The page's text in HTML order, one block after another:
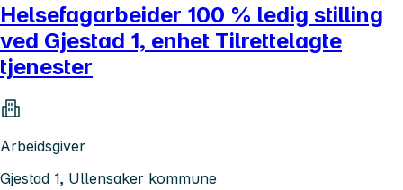
Helsefagarbeider 100 % ledig stilling
ved Gjestad 1, enhet Tilrettelagte
tjenester
Arbeidsgiver
Gjestad 1, Ullensaker kommune